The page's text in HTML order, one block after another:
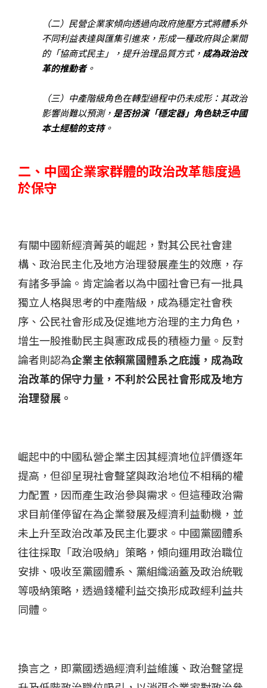
（二）民營企業家傾向透過向政府施壓方式將體系外
不同利益表達與匯集引進來，形成一種政府與企業間
的「協商式民主」，提升治理品質方式， 成為政治改
革的推動者。
（三）中產階級角色在轉型過程中仍未成形：其政治
影響尚難以預測， 是否扮演「穩定器」角色缺乏中國
本土經驗的支持。
二、中國企業家群體的政治改革態度過
於保守
有關中國新經濟菁英的崛起，對其公民社會建
構、政治民主化及地方治理發展產生的效應，存
有諸多爭論。肯定論者以為中國社會已有一批具
獨立人格與思考的中產階級，成為穩定社會秩
序、公民社會形成及促進地方治理的主力角色，
增生一股推動民主與憲政成長的積極力量。反對
論者則認為企業主依賴黨國體系之庇護，成為政
治改革的保守力量，不利於公民社會形成及地方
治理發展。
崛起中的中國私營企業主因其經濟地位評價逐年
提高，但卻呈現社會聲望與政治地位不相稱的權
力配置，因而產生政治參與需求。但這種政治需
求目前僅停留在為企業發展及經濟利益動機，並
未上升至政治改革及民主化要求。中國黨國體系
往往採取「政治吸納」策略，傾向運用政治職位
安排、吸收至黨國體系、黨組織涵蓋及政治統戰
等吸納策略，透過錢權利益交換形成政經利益共
同體。
換言之，即黨國透過經濟利益維護、政治聲望提